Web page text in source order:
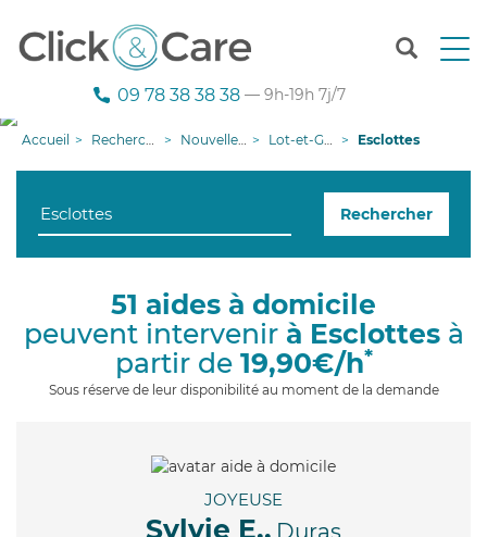
T
n
g
i
09 78 38 38 38 — 9h-19h 7j/7
Accueil Recherche aide à domicile Nouvelle-Aquitaine Lot-et-Garonne Esclottes
Rechercher
51 aides à domicile
peuvent intervenir à Esclottesà
partir de 19,90€/h*
Sous réserve de leur disponibilité au moment de la demande
JOYEUSE
Sylvie E.,